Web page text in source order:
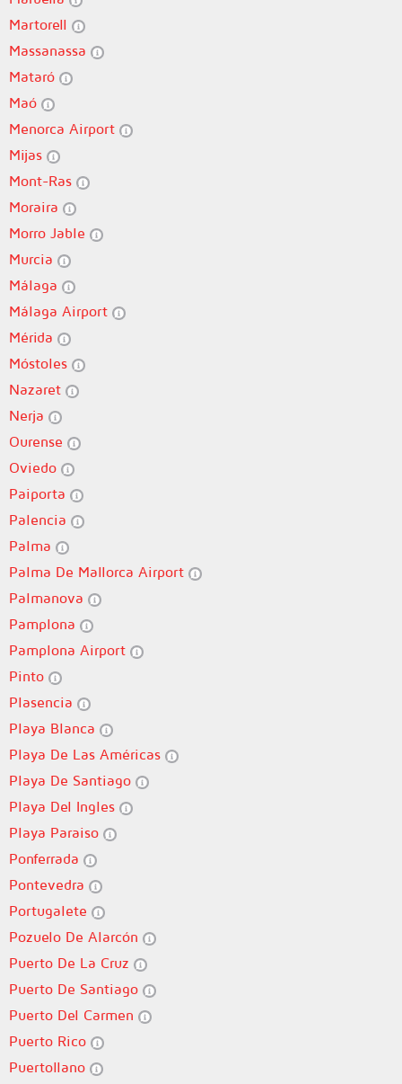
Martorell
Massanassa
Mataró
Maó
Menorca Airport
Mijas
Mont-Ras
Moraira
Morro Jable
Murcia
Málaga
Málaga Airport
Mérida
Móstoles
Nazaret
Nerja
Ourense
Oviedo
Paiporta
Palencia
Palma
Palma De Mallorca Airport
Palmanova
Pamplona
Pamplona Airport
Pinto
Plasencia
Playa Blanca
Playa De Las Américas
Playa De Santiago
Playa Del Ingles
Playa Paraiso
Ponferrada
Pontevedra
Portugalete
Pozuelo De Alarcón
Puerto De La Cruz
Puerto De Santiago
Puerto Del Carmen
Puerto Rico
Puertollano